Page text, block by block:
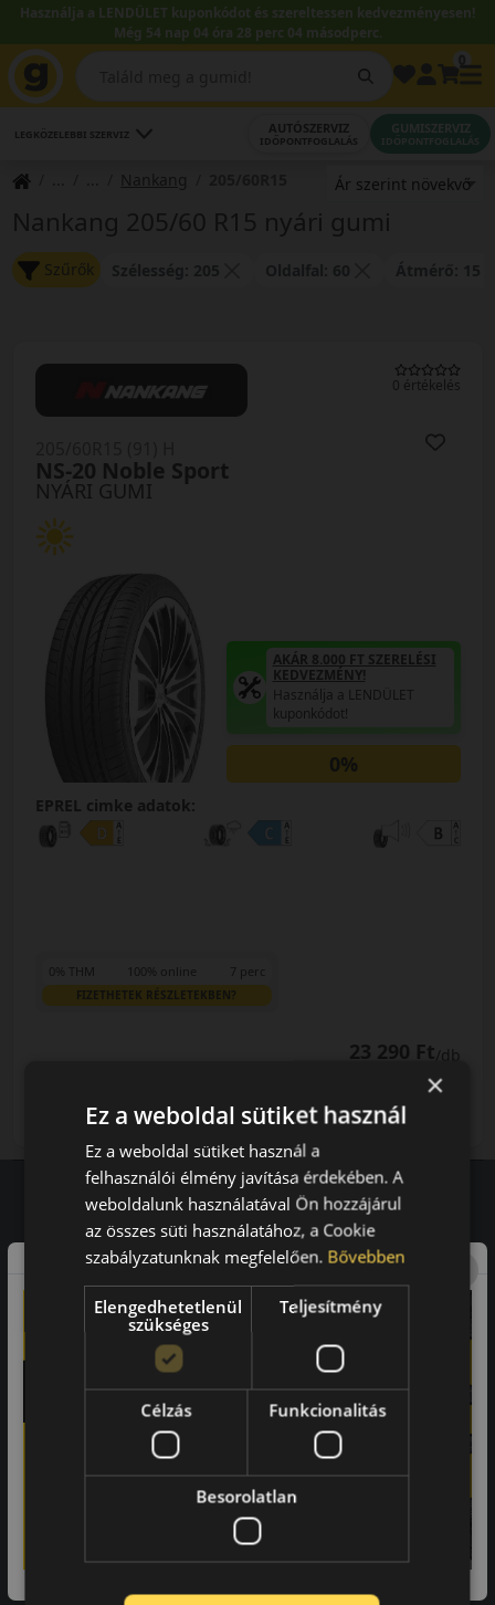
Használja a LENDÜLET kuponkódot és szereltessen kedvezményesen!
Még 54 nap 04 óra 28 perc 04 másodperc.
LEGKÖZELEBBI SZERVIZ AUTÓSZERVIZ
IDŐPONTFOGLALÁS
GUMISZERVIZ
IDŐPONTFOGLALÁS
Nankang
Nankang 205/60 R15 nyári gumi
Szűrők
0 értékelés
NYÁRI GUMI
NS-20 Noble Sport
AKÁR 8.000 FT SZERELÉSI
KEDVEZMÉNY!
Használja a LENDÜLET
kuponkódot!
0%
EPREL cimke adatok:
0% THM 100% online 7 perc
FIZETHETEK RÉSZLETEKBEN?
23 290 Ft/db
Kuponkód másolása
db KOSÁRBA
Vásárlói vélemények
97.76%
a vásárlók közül ajánlaná ismerősének ezt a boltot.
21659
vélemény alapján
-
A bolt vásárlója
×
Ez a weboldal sütiket használ
Ez a weboldal sütiket használ a
felhasználói élmény javítása érdekében. A
weboldalunk használatával Ön hozzájárul
az összes süti használatához, a Cookie
szabályzatunknak megfelelően. Bővebben
Elengedhetetlenül
szükséges
Teljesítmény
Célzás Funkcionalitás
Besorolatlan